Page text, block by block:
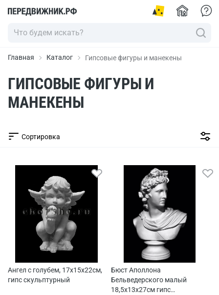
Главная Каталог Гипсовые фигуры и манекены
ГИПСОВЫЕ ФИГУРЫ И
МАНЕКЕНЫ
Сортировка
Ангел с голубем, 17х15х22см,
гипс скульптурный
Бюст Аполлона
Бельведерского малый
18,5х13х27см гипс